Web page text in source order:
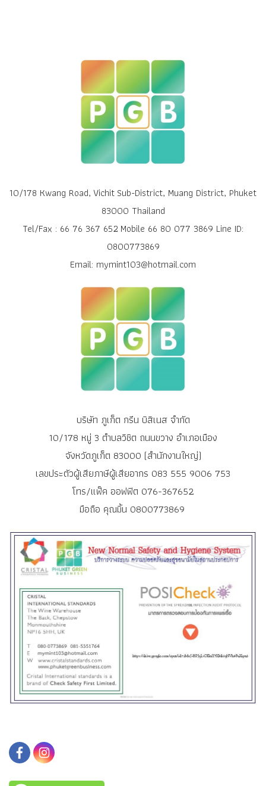
10/178 Kwang Road, Vichit Sub-District, Muang District, Phuket
83000 Thailand
Tel/Fax : 66 76 367 652 Mobile 66 80 077 3869 Line ID:
0800773869
Email: mymint103@hotmail.com
บริษัท ภูเก็ต กรีน บิสิเนส จำกัด
10/178 หมู่ 3 ตำบลวิชิต ถนนขวาง อำเภอเมือง
จังหวัดภูเก็ต 83000 (สำนักงานใหญ่)
เลขประตัวผู้เสียภาษีผู้เสียอากร 083 555 9006 753
โทร/แฟ็ค ออฟฟิต 076-367652
มือถือ คุณมิ้น 0800773869